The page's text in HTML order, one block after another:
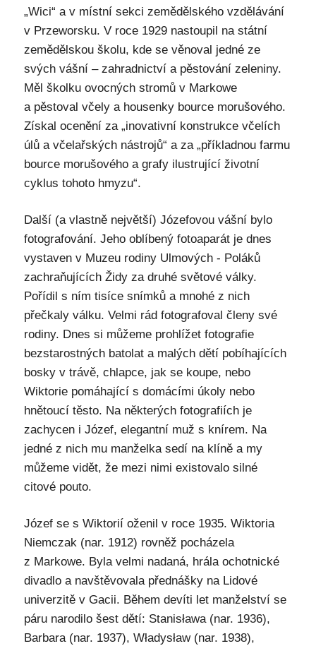
„Wici“ a v místní sekci zemědělského vzdělávání
v Przeworsku. V roce 1929 nastoupil na státní
zemědělskou školu, kde se věnoval jedné ze
svých vášní – zahradnictví a pěstování zeleniny.
Měl školku ovocných stromů v Markowe
a pěstoval včely a housenky bource morušového.
Získal ocenění za „inovativní konstrukce včelích
úlů a včelařských nástrojů“ a za „příkladnou farmu
bource morušového a grafy ilustrující životní
cyklus tohoto hmyzu“.
Další (a vlastně největší) Józefovou vášní bylo
fotografování. Jeho oblíbený fotoaparát je dnes
vystaven v Muzeu rodiny Ulmových - Poláků
zachraňujících Židy za druhé světové války.
Pořídil s ním tisíce snímků a mnohé z nich
přečkaly válku. Velmi rád fotografoval členy své
rodiny. Dnes si můžeme prohlížet fotografie
bezstarostných batolat a malých dětí pobíhajících
bosky v trávě, chlapce, jak se koupe, nebo
Wiktorie pomáhající s domácími úkoly nebo
hnětoucí těsto. Na některých fotografiích je
zachycen i Józef, elegantní muž s knírem. Na
jedné z nich mu manželka sedí na klíně a my
můžeme vidět, že mezi nimi existovalo silné
citové pouto.
Józef se s Wiktorií oženil v roce 1935. Wiktoria
Niemczak (nar. 1912) rovněž pocházela
z Markowe. Byla velmi nadaná, hrála ochotnické
divadlo a navštěvovala přednášky na Lidové
univerzitě v Gacii. Během devíti let manželství se
páru narodilo šest dětí: Stanisława (nar. 1936),
Barbara (nar. 1937), Władysław (nar. 1938),